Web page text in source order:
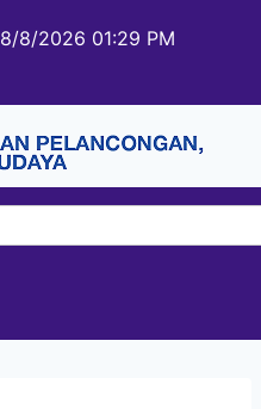
8/8/2026 01:29 PM